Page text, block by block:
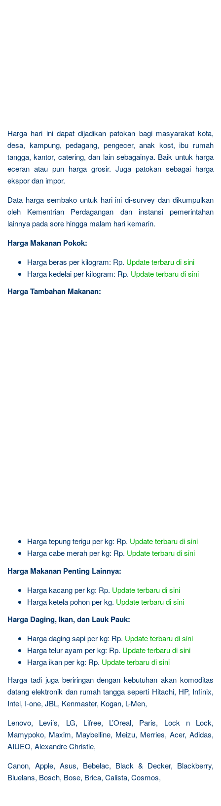
Harga hari ini dapat dijadikan patokan bagi masyarakat kota,
desa, kampung, pedagang, pengecer, anak kost, ibu rumah
tangga, kantor, catering, dan lain sebagainya. Baik untuk harga
eceran atau pun harga grosir. Juga patokan sebagai harga
ekspor dan impor.
Data harga sembako untuk hari ini di-survey dan dikumpulkan
oleh Kementrian Perdagangan dan instansi pemerintahan
lainnya pada sore hingga malam hari kemarin.
Harga Makanan Pokok:
Harga beras per kilogram: Rp. Update terbaru di sini
Harga kedelai per kilogram: Rp. Update terbaru di sini
Harga Tambahan Makanan:
Harga tepung terigu per kg: Rp. Update terbaru di sini
Harga cabe merah per kg: Rp. Update terbaru di sini
Harga Makanan Penting Lainnya:
Harga kacang per kg: Rp. Update terbaru di sini
Harga ketela pohon per kg. Update terbaru di sini
Harga Daging, Ikan, dan Lauk Pauk:
Harga daging sapi per kg: Rp. Update terbaru di sini
Harga telur ayam per kg: Rp. Update terbaru di sini
Harga ikan per kg: Rp. Update terbaru di sini
Harga tadi juga beriringan dengan kebutuhan akan komoditas
datang elektronik dan rumah tangga seperti Hitachi, HP, Infinix,
Intel, I-one, JBL, Kenmaster, Kogan, L-Men,
Lenovo, Levi’s, LG, Lifree, L’Oreal, Paris, Lock n Lock,
Mamypoko, Maxim, Maybelline, Meizu, Merries, Acer, Adidas,
AIUEO, Alexandre Christie,
Canon, Apple, Asus, Bebelac, Black & Decker, Blackberry,
Bluelans, Bosch, Bose, Brica, Calista, Cosmos,